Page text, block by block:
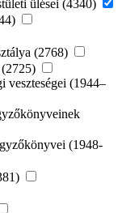
ülései (4340)
(2768)
veszteségei (1944–
(1948-